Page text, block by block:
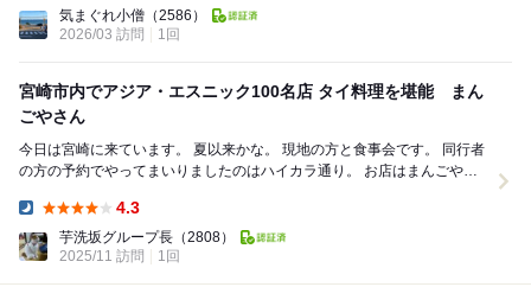
気まぐれ小僧 （2586）
2026/03 訪問
1回
宮崎市内でアジア・エスニック100名店 タイ料理を堪能 まん
ごやさん
今日は宮崎に来ています。 夏以来かな。 現地の方と食事会です。 同行者
の方の予約でやってまいりましたのはハイカラ通り。 お店はまんごやさ
4.3
芋洗坂グループ長 （2808）
2025/11 訪問
1回